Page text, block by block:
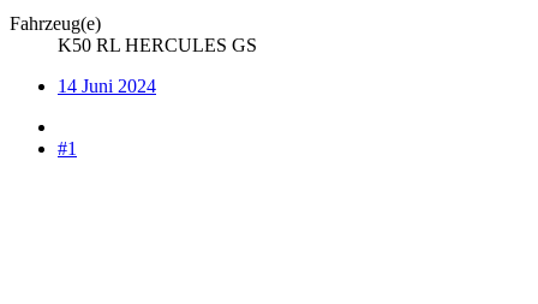
Fahrzeug(e)
K50 RL HERCULES GS
14 Juni 2024
#1